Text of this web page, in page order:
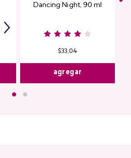
Dancing Night, 90 ml
$33,04
agregar